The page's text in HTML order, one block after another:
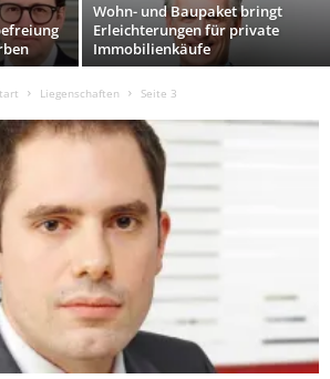
Wohn- und Baupaket bringt
Erleichterungen für private
Immobilienkäufe
Liegenschaften Seite 3